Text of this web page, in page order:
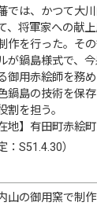
では、かつて大
、将軍家への献
作を行った。そ
が鍋島様式で、
御用赤絵師を務め
鍋島の技術を保
割を担う。
在地】有田町赤絵
：S51.4.30）
山の御用窯で制